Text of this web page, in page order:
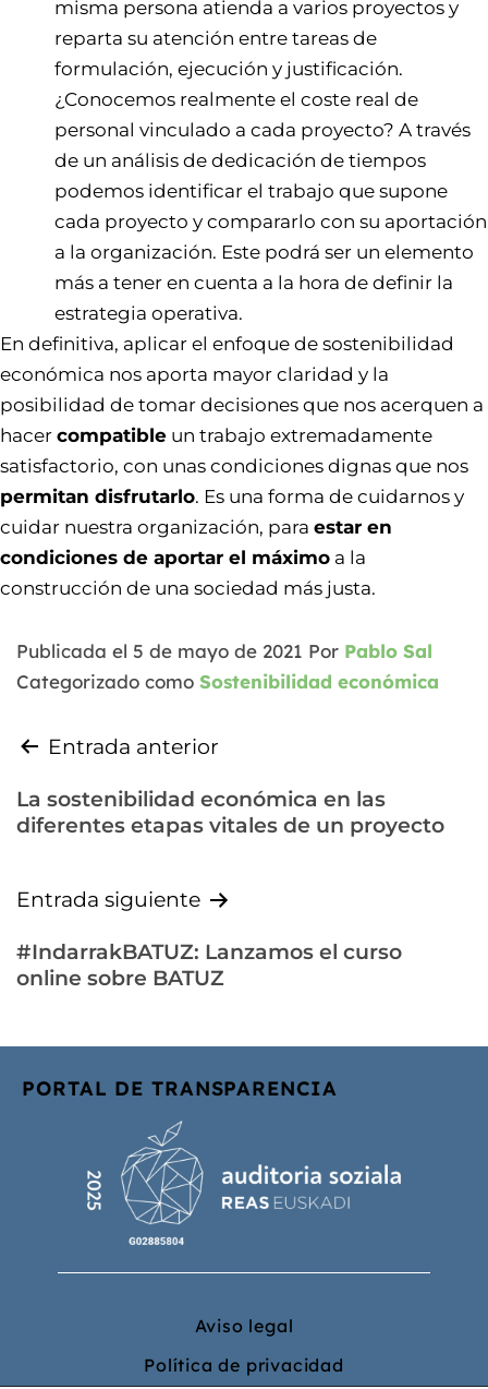
misma persona atienda a varios proyectos y
reparta su atención entre tareas de
formulación, ejecución y justificación.
¿Conocemos realmente el coste real de
personal vinculado a cada proyecto? A través
de un análisis de dedicación de tiempos
podemos identificar el trabajo que supone
cada proyecto y compararlo con su aportación
a la organización. Este podrá ser un elemento
más a tener en cuenta a la hora de definir la
estrategia operativa.
En definitiva, aplicar el enfoque de sostenibilidad
económica nos aporta mayor claridad y la
posibilidad de tomar decisiones que nos acerquen a
hacer compatible un trabajo extremadamente
satisfactorio, con unas condiciones dignas que nos
permitan disfrutarlo. Es una forma de cuidarnos y
cuidar nuestra organización, para estar en
condiciones de aportar el máximo a la
construcción de una sociedad más justa.
Publicada el 5 de mayo de 2021 Por Pablo Sal
Categorizado como Sostenibilidad económica
Entrada anterior
La sostenibilidad económica en las
diferentes etapas vitales de un proyecto
Entrada siguiente
#IndarrakBATUZ: Lanzamos el curso
online sobre BATUZ
PORTAL DE TRANSPARENCIA
Aviso legal
Política de privacidad